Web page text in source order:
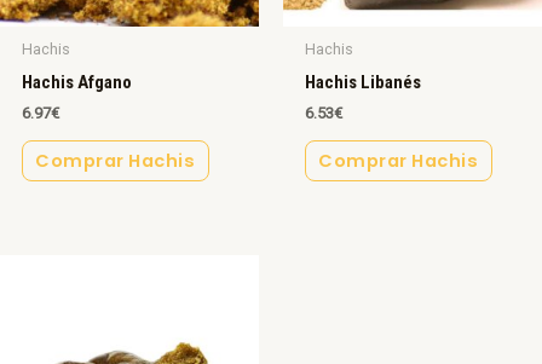
Hachis
Hachis Afgano
6.97€
Comprar Hachis
Hachis
Hachis Libanés
6.53€
Comprar Hachis